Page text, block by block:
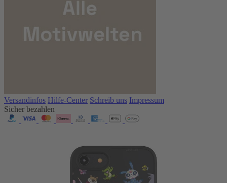
Versandinfos Hilfe-Center Schreib uns Impressum
Sicher bezahlen